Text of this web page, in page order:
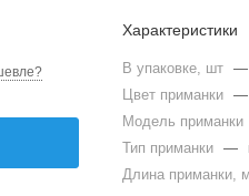
Характеристики
В упаковке, шт —
Цвет приманки —
Модель приманки
Тип приманки —
Длина приманки,